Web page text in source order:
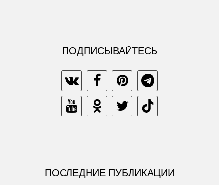
ПОДПИСЫВАЙТЕСЬ
ПОСЛЕДНИЕ ПУБЛИКАЦИИ